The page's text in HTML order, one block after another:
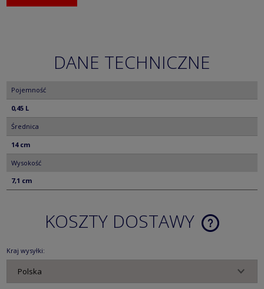
DANE TECHNICZNE
Pojemność
0,45 L
Średnica
14 cm
Wysokość
7,1 cm
KOSZTY DOSTAWY
CENA NIE
Kraj wysyłki: